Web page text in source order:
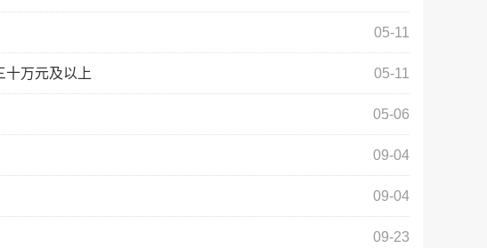
05-11
05-11
十万元及以上
05-06
09-04
09-04
09-23